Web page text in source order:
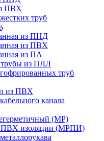
ПВХ
труб
из ПНД
из ПВХ
из ПА
из ПЛЛ
труб
из ПВХ
канала
(МР)
ПВХ изоляции (МРПИ)